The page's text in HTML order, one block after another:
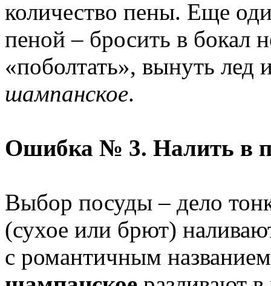
количество пены. Еще
пеной – бросить в бокал
«поболтать», вынуть лед
шампанское.
Ошибка № 3. Налить в
Выбор посуды – дело
(сухое или брют)
с романтичным